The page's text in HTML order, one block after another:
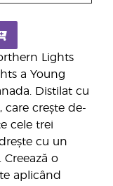
Lights
a Young
Distilat cu
care crește de-
cele trei
cu un
o
aplicând